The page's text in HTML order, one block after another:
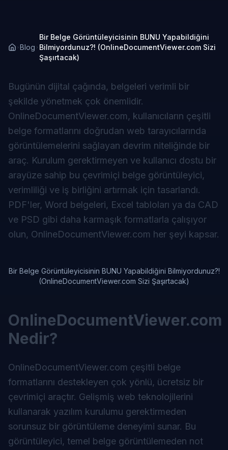
Blog
Bir Belge Görüntüleyicisinin BUNU Yapabildiğini
Bilmiyordunuz?! (OnlineDocumentViewer.com Sizi
Şaşırtacak)
Bugünün dijital çağında, belgeleri verimli bir
şekilde yönetmek çok önemlidir.
OnlineDocumentViewer.com, kullanıcıların çeşitli
belge formatlarını doğrudan web tarayıcılarında
görüntülemelerini sağlayan devrim niteliğinde bir
araç. Kurulum gerektirmeyen ve kullanıcı dostu bir
arayüze sahip bu çevrimiçi belge görüntüleyici,
verimliliği ve iş birliğini artırmak için tasarlandı.
PDF'ler, Word belgeleri, Excel tabloları ya da CAD
ve PSD gibi daha karmaşık formatlarla çalışıyor
olun, OnlineDocumentViewer.com her şeyi kapsar.
Bir Belge Görüntüleyicisinin BUNU Yapabildiğini Bilmiyordunuz?!
(OnlineDocumentViewer.com Sizi Şaşırtacak)
OnlineDocumentViewer.com
Nedir?
OnlineDocumentViewer.com çeşitli belge
formatlarını destekleyen çok yönlü, ücretsiz bir
çevrimiçi araçtır. Gelişmiş web teknolojilerini
kullanarak yazılım kurulumu gerektirmeden
sorunsuz bir görüntüleme deneyimi sunar. Bu
görüntüleyici, temel belge görüntülemeden not